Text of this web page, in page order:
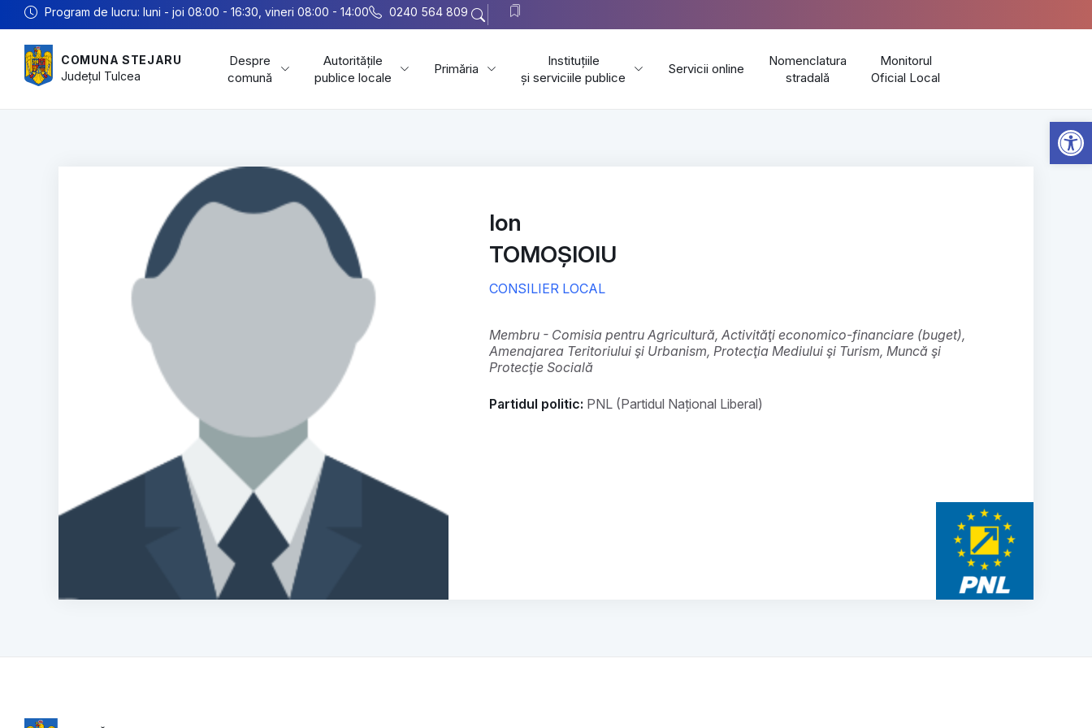
Program de lucru: luni - joi 08:00 - 16:30, vineri 08:00 - 14:00 0240 564 809
COMUNA STEJARU
Județul Tulcea
Despre
comună
Autoritățile
publice locale
Primăria
Instituțiile
și serviciile publice
Servicii online
Nomenclatura
stradală
Monitorul
Oficial Local
Ion
TOMOȘIOIU
CONSILIER LOCAL
membru - Comisia pentru Agricultură, Activităţi economico-financiare (buget),
Amenajarea Teritoriului şi Urbanism, Protecţia Mediului şi Turism, Muncă şi
Protecţie Socială
Partidul politic: PNL (Partidul Național Liberal)